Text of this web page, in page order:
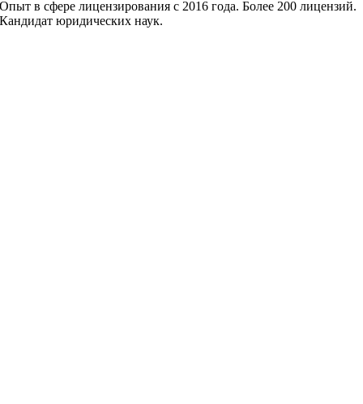
Опыт в сфере лицензирования с 2016 года. Более 200 лицензий.
Кандидат юридических наук.